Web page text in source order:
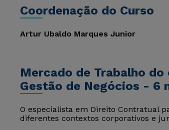
Coordenação do Curso
Artur Ubaldo Marques Junior
Mercado de Trabalho
Gestão de Negócios - 6
O especialista em Direito Contratual
diferentes contextos corporativos e